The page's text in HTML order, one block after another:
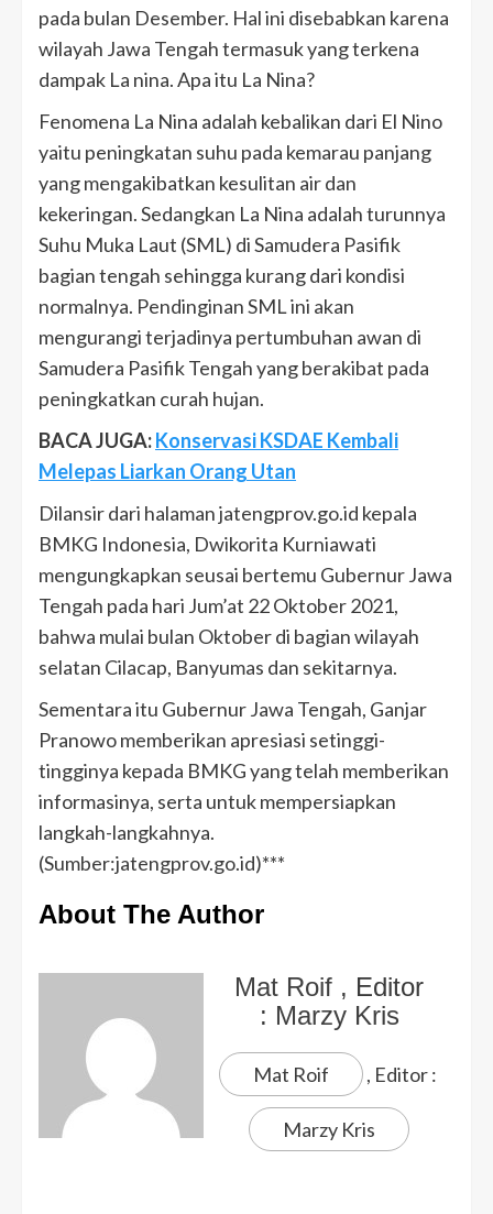
pada bulan Desember. Hal ini disebabkan karena
wilayah Jawa Tengah termasuk yang terkena
dampak La nina. Apa itu La Nina?
Fenomena La Nina adalah kebalikan dari El Nino
yaitu peningkatan suhu pada kemarau panjang
yang mengakibatkan kesulitan air dan
kekeringan. Sedangkan La Nina adalah turunnya
Suhu Muka Laut (SML) di Samudera Pasifik
bagian tengah sehingga kurang dari kondisi
normalnya. Pendinginan SML ini akan
mengurangi terjadinya pertumbuhan awan di
Samudera Pasifik Tengah yang berakibat pada
peningkatkan curah hujan.
BACA JUGA:Konservasi KSDAE Kembali
Melepas Liarkan Orang Utan
Dilansir dari halaman jatengprov.go.id kepala
BMKG Indonesia, Dwikorita Kurniawati
mengungkapkan seusai bertemu Gubernur Jawa
Tengah pada hari Jum’at 22 Oktober 2021,
bahwa mulai bulan Oktober di bagian wilayah
selatan Cilacap, Banyumas dan sekitarnya.
Sementara itu Gubernur Jawa Tengah, Ganjar
Pranowo memberikan apresiasi setinggi-
tingginya kepada BMKG yang telah memberikan
informasinya, serta untuk mempersiapkan
langkah-langkahnya.
(Sumber:jatengprov.go.id)***
About The Author
Mat Roif , Editor
: Marzy Kris
Mat Roif , Editor :
Marzy Kris